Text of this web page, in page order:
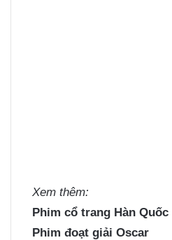
Xem thêm:
Phim cổ trang Hàn Quốc
Phim đoạt giải Oscar